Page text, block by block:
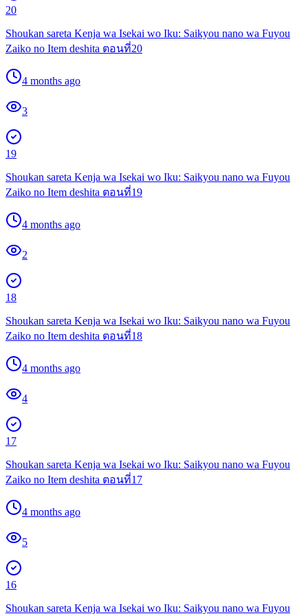
20
Shoukan sareta Kenja wa Isekai wo Iku: Saikyou nano wa Fuyou
Zaiko no Item deshita ตอนที่20
4 months ago
3
19
Shoukan sareta Kenja wa Isekai wo Iku: Saikyou nano wa Fuyou
Zaiko no Item deshita ตอนที่19
4 months ago
2
18
Shoukan sareta Kenja wa Isekai wo Iku: Saikyou nano wa Fuyou
Zaiko no Item deshita ตอนที่18
4 months ago
4
17
Shoukan sareta Kenja wa Isekai wo Iku: Saikyou nano wa Fuyou
Zaiko no Item deshita ตอนที่17
4 months ago
5
16
Shoukan sareta Kenja wa Isekai wo Iku: Saikyou nano wa Fuyou